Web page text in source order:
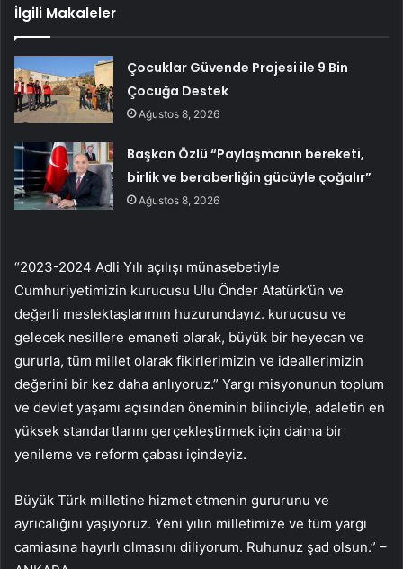
İlgili Makaleler
Çocuklar Güvende Projesi ile 9 Bin
Çocuğa Destek
Ağustos 8, 2026
Başkan Özlü “Paylaşmanın bereketi,
birlik ve beraberliğin gücüyle çoğalır”
Ağustos 8, 2026
“2023-2024 Adli Yılı açılışı münasebetiyle
Cumhuriyetimizin kurucusu Ulu Önder Atatürk’ün ve
değerli meslektaşlarımın huzurundayız. kurucusu ve
gelecek nesillere emaneti olarak, büyük bir heyecan ve
gururla, tüm millet olarak fikirlerimizin ve ideallerimizin
değerini bir kez daha anlıyoruz.” Yargı misyonunun toplum
ve devlet yaşamı açısından öneminin bilinciyle, adaletin en
yüksek standartlarını gerçekleştirmek için daima bir
yenileme ve reform çabası içindeyiz.
Büyük Türk milletine hizmet etmenin gururunu ve
ayrıcalığını yaşıyoruz. Yeni yılın milletimize ve tüm yargı
camiasına hayırlı olmasını diliyorum. Ruhunuz şad olsun.” –